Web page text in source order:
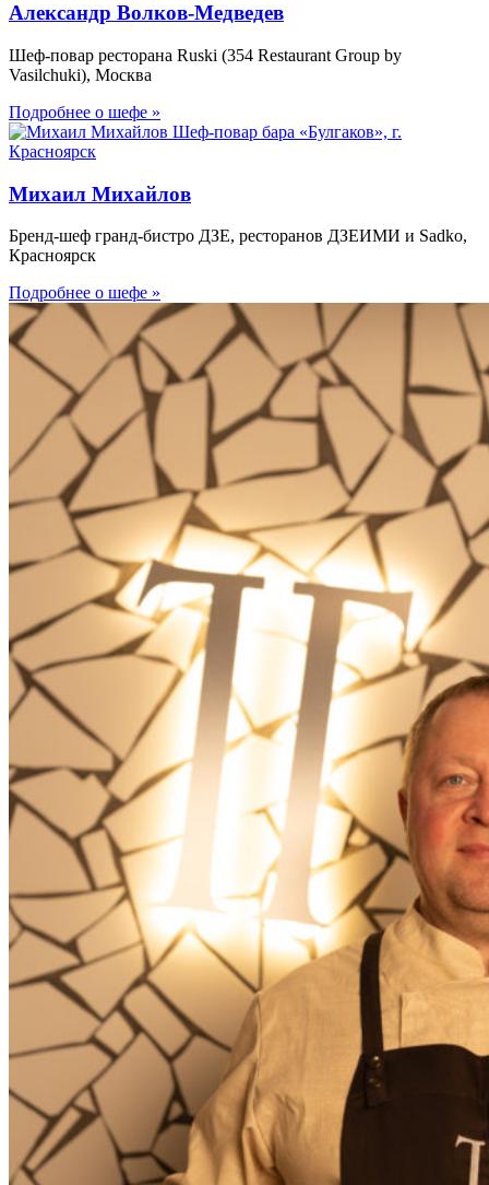
Александр Волков-Медведев
Шеф-повар ресторана Ruski (354 Restaurant Group by
Vasilchuki), Москва
Подробнее о шефе »
Михаил Михайлов
Бренд-шеф гранд-бистро ДЗЕ, ресторанов ДЗЕИМИ и Sadko,
Красноярск
Подробнее о шефе »